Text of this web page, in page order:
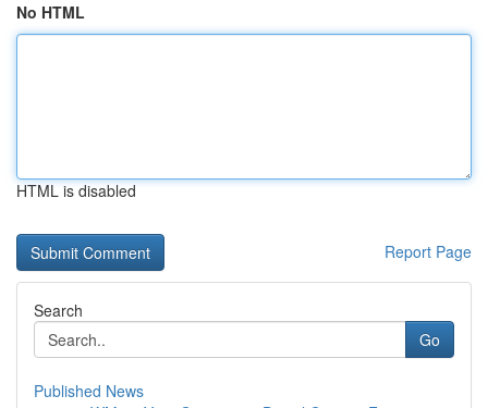
No HTML
HTML is disabled
Report Page
Search
Go
Published News